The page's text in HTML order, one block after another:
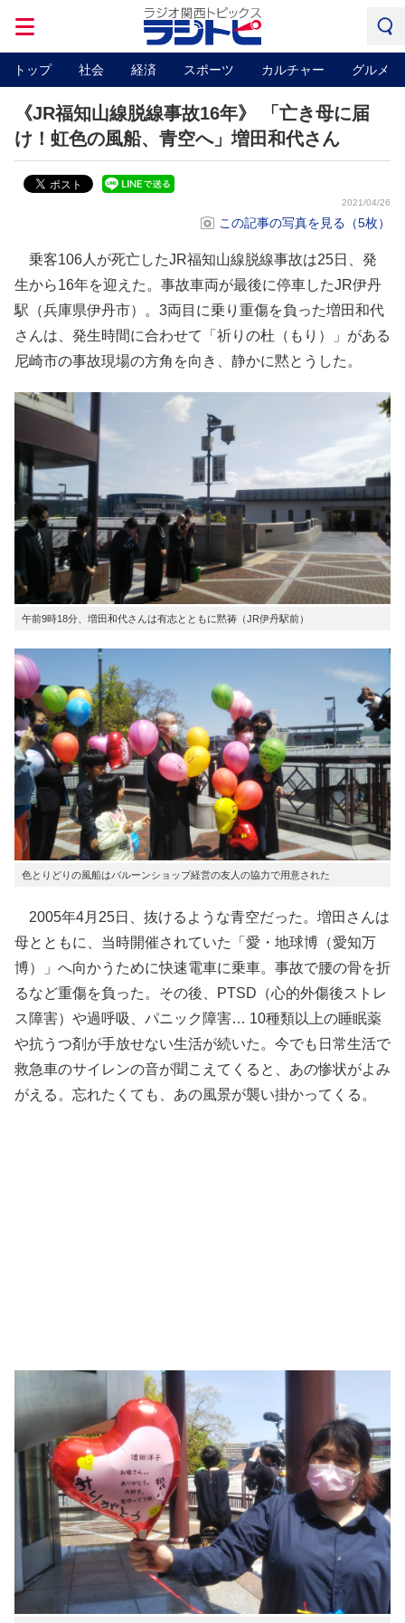
トップ 社会 経済 スポーツ カルチャー グルメ
《JR福知山線脱線事故16年》 「亡き母に届
け！虹色の風船、青空へ」増田和代さん
2021/04/26
この記事の写真を見る（5枚）
乗客106人が死亡したJR福知山線脱線事故は25日、発
生から16年を迎えた。事故車両が最後に停車したJR伊丹
駅（兵庫県伊丹市）。3両目に乗り重傷を負った増田和代
さんは、発生時間に合わせて「祈りの杜（もり）」がある
尼崎市の事故現場の方角を向き、静かに黙とうした。
午前9時18分、増田和代さんは有志とともに黙祷（JR伊丹駅前）
色とりどりの風船はバルーンショップ経営の友人の協力で用意された
2005年4月25日、抜けるような青空だった。増田さんは
母とともに、当時開催されていた「愛・地球博（愛知万
博）」へ向かうために快速電車に乗車。事故で腰の骨を折
るなど重傷を負った。その後、PTSD（心的外傷後ストレ
ス障害）や過呼吸、パニック障害… 10種類以上の睡眠薬
や抗うつ剤が手放せない生活が続いた。今でも日常生活で
救急車のサイレンの音が聞こえてくると、あの惨状がよみ
がえる。忘れたくても、あの風景が襲い掛かってくる。